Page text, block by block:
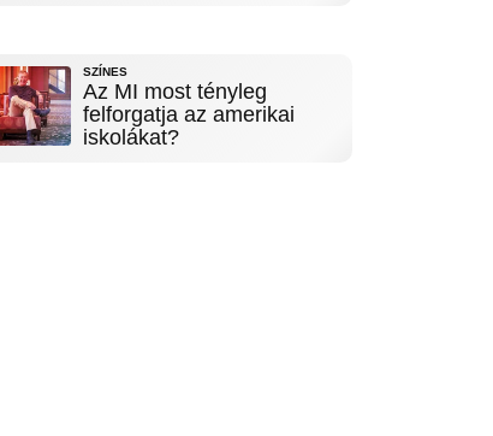
SZÍNES
Az MI most tényleg
felforgatja az amerikai
iskolákat?